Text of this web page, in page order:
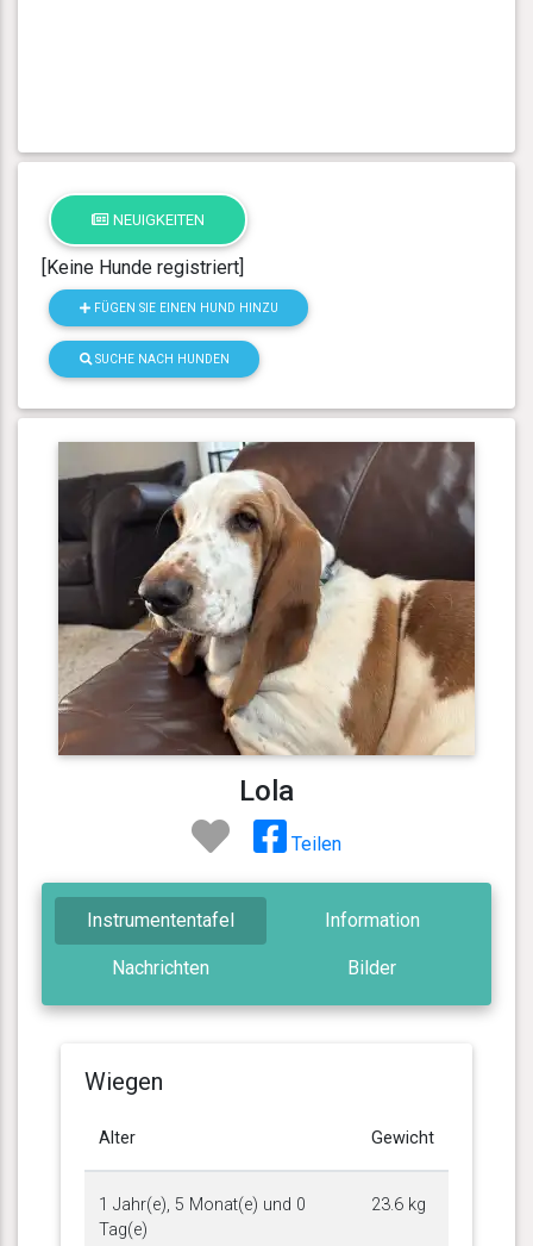
NEUIGKEITEN
[Keine Hunde registriert]
FÜGEN SIE EINEN HUND HINZU
SUCHE NACH HUNDEN
Lola
Teilen
Instrumententafel Information
Nachrichten Bilder
Wiegen
Alter Gewicht
1 Jahr(e), 5 Monat(e) und 0
Tag(e)
23.6 kg